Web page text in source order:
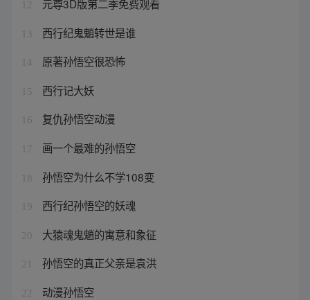
12 元尊3D版第二季免费观看
13 西行纪鬼魈转世是谁
14 原著孙悟空很恐怖
15 西行记大妖
16 复仇孙悟空动漫
17 画一个最难的孙悟空
18 孙悟空为什么不学108变
19 西行纪孙悟空的妖魂
20 大猿魂鬼魈的寓意和象征
21 孙悟空的真正父亲是袁洪
22 动漫孙悟空